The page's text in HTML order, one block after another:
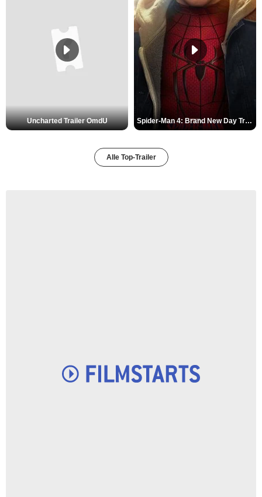
Uncharted Trailer OmdU Spider-Man 4: Brand New Day Trailer (3) DF
Alle Top-Trailer